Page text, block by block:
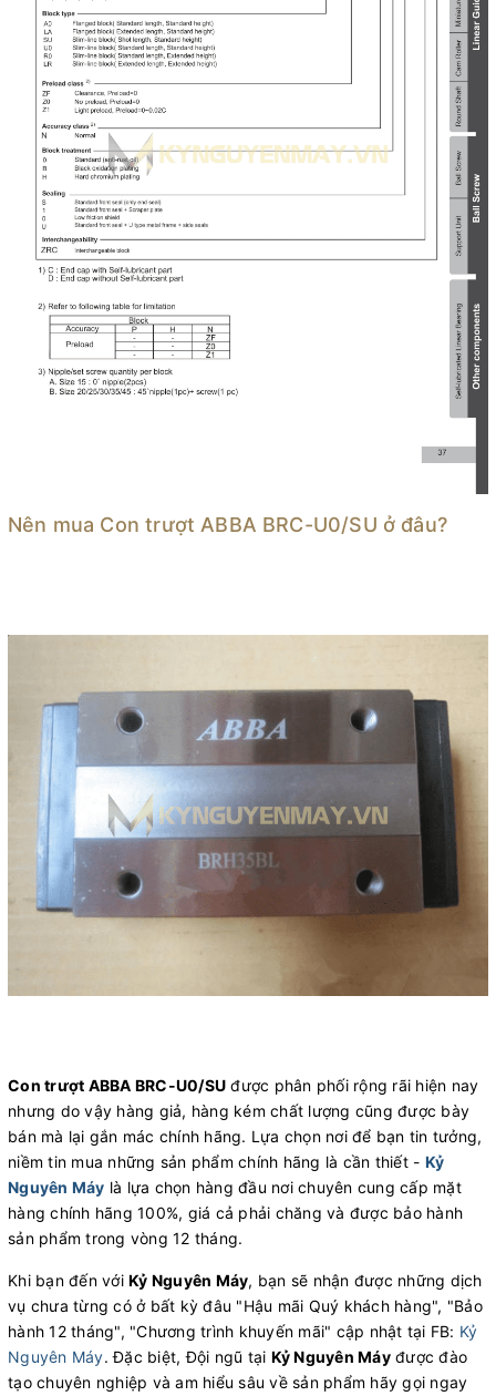
Nên mua Con trượt ABBA BRC-U0/SU ở đâu?
Con trượt ABBA BRC-U0/SU được phân phối rộng rãi hiện nay
nhưng do vậy hàng giả, hàng kém chất lượng cũng được bày
bán mà lại gắn mác chính hãng. Lựa chọn nơi để bạn tin tưởng,
niềm tin mua những sản phẩm chính hãng là cần thiết - Kỷ
Nguyên Máy là lựa chọn hàng đầu nơi chuyên cung cấp mặt
hàng chính hãng 100%, giá cả phải chăng và được bảo hành
sản phẩm trong vòng 12 tháng.
Khi bạn đến với Kỷ Nguyên Máy, bạn sẽ nhận được những dịch
vụ chưa từng có ở bất kỳ đâu "Hậu mãi Quý khách hàng", "Bảo
hành 12 tháng", "Chương trình khuyến mãi" cập nhật tại FB: Kỷ
Nguyên Máy. Đặc biệt, Đội ngũ tại Kỷ Nguyên Máyđược đào
tạo chuyên nghiệp và am hiểu sâu về sản phẩm hãy gọi ngay